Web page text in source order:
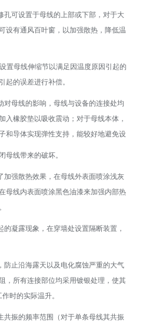
孔可设置于母线的上部或下部，对于大
设有通风百叶窗，以加强散热，降低温
置母线伸缩节以满足因温度原因引起的
起的误差进行补偿。
对母线的影响，母线与设备的连接处均
入橡胶垫以吸收震动；对于母线本体，
和导体实现弹性支持，能较好地避免设
母线带来的破坏。
加强散热效果，在母线外表面喷涂浅灰
母线内表面喷涂黑色油漆来加强内部热
凝露现象，在穿墙处设置隔断装置，
防止沿海露天以及电化腐蚀严重的大气
，所有连接部位均采用镀银处理，使其
作时的实际温升。
共振的频率范围（对于单条母线其共振